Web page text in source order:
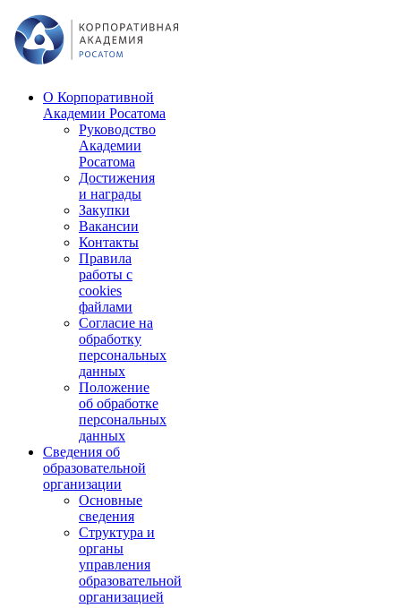
О Корпоративной
Академии Росатома
Руководство
Академии
Росатома
Достижения
и награды
Закупки
Вакансии
Контакты
Правила
работы с
cookies
файлами
Согласие на
обработку
персональных
данных
Положение
об обработке
персональных
данных
Сведения об
образовательной
организации
Основные
сведения
Структура и
органы
управления
образовательной
организацией